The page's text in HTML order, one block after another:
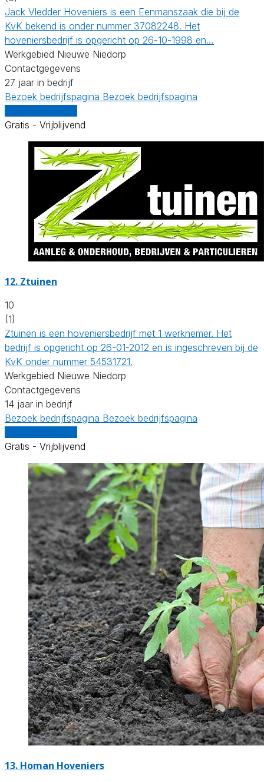
Jack Vledder Hoveniers is een Eenmanszaak die bij de
KvK bekend is onder nummer 37082248. Het
hoveniersbedrijf is opgericht op 26-10-1998 en…
Werkgebied Nieuwe Niedorp
Contactgegevens
27 jaar in bedrijf
Bezoek bedrijfspagina Bezoek bedrijfspagina
Gratis - Vrijblijvend
12. Ztuinen
10
(1)
Ztuinen is een hoveniersbedrijf met 1 werknemer. Het
bedrijf is opgericht op 26-01-2012 en is ingeschreven bij de
KvK onder nummer 54531721.
Werkgebied Nieuwe Niedorp
Contactgegevens
14 jaar in bedrijf
Bezoek bedrijfspagina Bezoek bedrijfspagina
Gratis - Vrijblijvend
13. Homan Hoveniers